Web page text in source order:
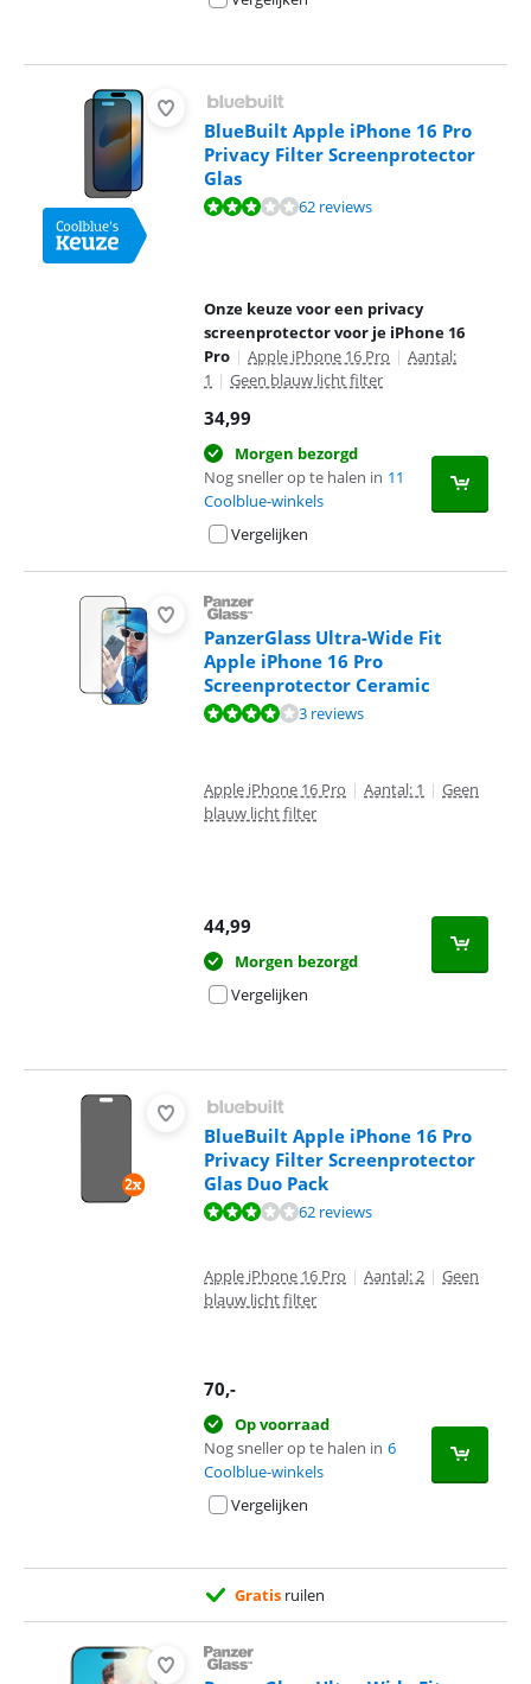
BlueBuilt Apple iPhone 16 Pro
Privacy Filter Screenprotector
Glas
Beoordeling is 6,1 van de 10, gebaseerd op 62 reviews.
62 reviews
Onze keuze voor een privacy
screenprotector voor je iPhone 16
Pro | Apple iPhone 16 Pro | Aantal:
1 | Geen blauw licht filter
34,99
Morgen bezorgd
Nog sneller op te halen in 11
Coolblue-winkels
Vergelijken
PanzerGlass Ultra-Wide Fit
Apple iPhone 16 Pro
Screenprotector Ceramic
Beoordeling is 7,6 van de 10, gebaseerd op 3 reviews.
3 reviews
Apple iPhone 16 Pro | Aantal: 1 | Geen
blauw licht filter
44,99
Morgen bezorgd
Vergelijken
BlueBuilt Apple iPhone 16 Pro
Privacy Filter Screenprotector
Glas Duo Pack
Beoordeling is 6,1 van de 10, gebaseerd op 62 reviews.
62 reviews
Apple iPhone 16 Pro | Aantal: 2 | Geen
blauw licht filter
70,-
Op voorraad
Nog sneller op te halen in 6
Coolblue-winkels
Vergelijken
Gratis ruilen